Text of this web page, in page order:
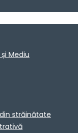
Mediu
străinătate